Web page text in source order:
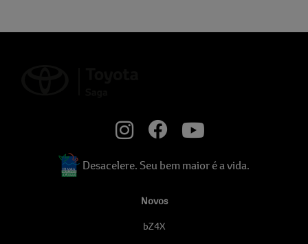
Desacelere. Seu bem maior é a vida.
Novos
bZ4X